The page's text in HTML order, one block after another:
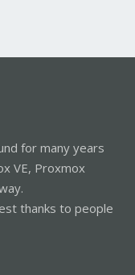
for many years
VE, Proxmox
thanks to people